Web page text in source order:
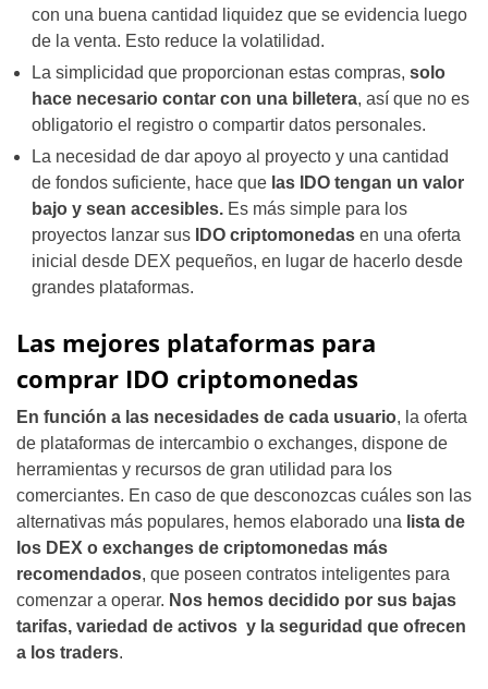
con una buena cantidad liquidez que se evidencia luego
de la venta. Esto reduce la volatilidad.
La simplicidad que proporcionan estas compras, solo
hace necesario contar con una billetera, así que no es
obligatorio el registro o compartir datos personales.
La necesidad de dar apoyo al proyecto y una cantidad
de fondos suficiente, hace que las IDO tengan un valor
bajo y sean accesibles. Es más simple para los
proyectos lanzar sus IDO criptomonedas en una oferta
inicial desde DEX pequeños, en lugar de hacerlo desde
grandes plataformas.
Las mejores plataformas para
comprar IDO criptomonedas
En función a las necesidades de cada usuario, la oferta
de plataformas de intercambio o exchanges, dispone de
herramientas y recursos de gran utilidad para los
comerciantes. En caso de que desconozcas cuáles son las
alternativas más populares, hemos elaborado una lista de
los DEX o exchanges de criptomonedas más
recomendados, que poseen contratos inteligentes para
comenzar a operar. Nos hemos decidido por sus bajas
tarifas, variedad de activos y la seguridad que ofrecen
a los traders.